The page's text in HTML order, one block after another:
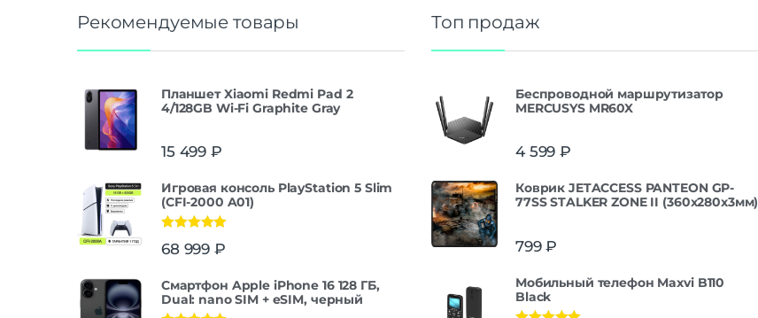
Рекомендуемые товары
Планшет Xiaomi Redmi Pad 2
4/128GB Wi-Fi Graphite Gray
15 499 ₽
Игровая консоль PlayStation 5 Slim
(CFI-2000 A01)
из 5
68 999 ₽
Смартфон Apple iPhone 16 128 ГБ,
Dual: nano SIM + eSIM, черный
Топ продаж
Беспроводной маршрутизатор
MERCUSYS MR60X
4 599 ₽
Коврик JETACCESS PANTEON GP-
77SS STALKER ZONE II (360x280x3мм)
799₽
Мобильный телефон Maxvi B110
Black